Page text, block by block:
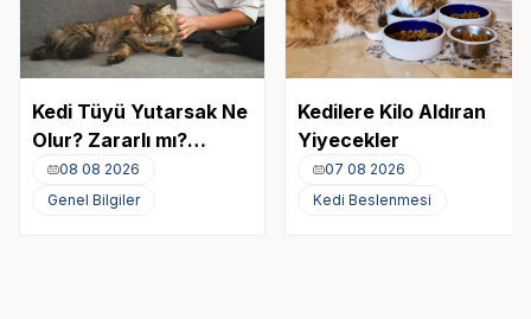
Kedi Tüyü Yutarsak Ne
Olur? Zararlı mı?
Akciğere Kedi Tüyü
Kaçması
08 08 2026
Genel Bilgiler
Kedilere Kilo Aldıran
Yiyecekler
07 08 2026
Kedi Beslenmesi